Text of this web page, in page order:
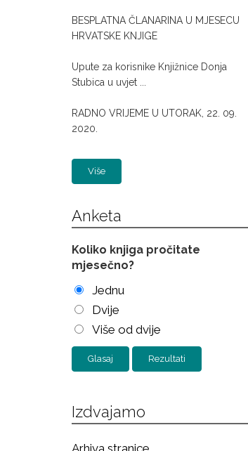
BESPLATNA ČLANARINA U MJESECU
HRVATSKE KNJIGE
Upute za korisnike Knjižnice Donja
Stubica u uvjet ...
RADNO VRIJEME U UTORAK, 22. 09.
2020.
Više
Anketa
Koliko knjiga pročitate
mjesečno?
Jednu
Dvije
Više od dvije
Rezultati
Izdvajamo